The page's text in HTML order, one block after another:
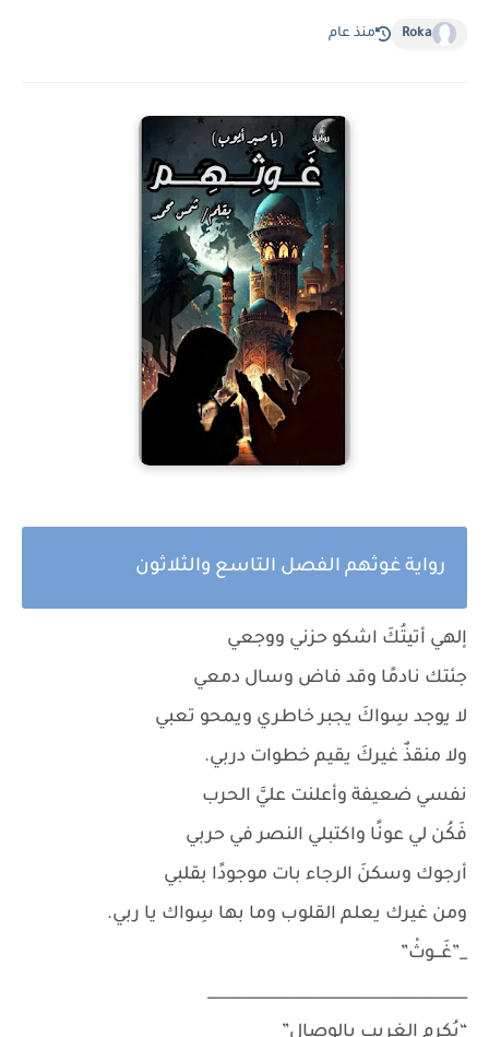
Roka منذ عام
رواية غوثهم الفصل التاسع والثلاثون
إلهي أتيتُكَ اشكو حزني ووجعي
جئتك نادمًا وقد فاض وسال دمعي
لا يوجد سِواكَ يجبر خاطري ويمحو تعبي
ولا منقذٌ غيركَ يقيم خطوات دربي.
نفسي ضعيفة وأعلنت عليَّ الحرب
فَكُن لي عونًا واكتبلي النصر في حربي
أرجوك وسكنَ الرجاء بات موجودًا بقلبي
ومن غيرك يعلم القلوب وما بها سِواك يا ربي.
_”غَـــوثْ”
__________________________________
“يُكرم الغريب بالوصال”